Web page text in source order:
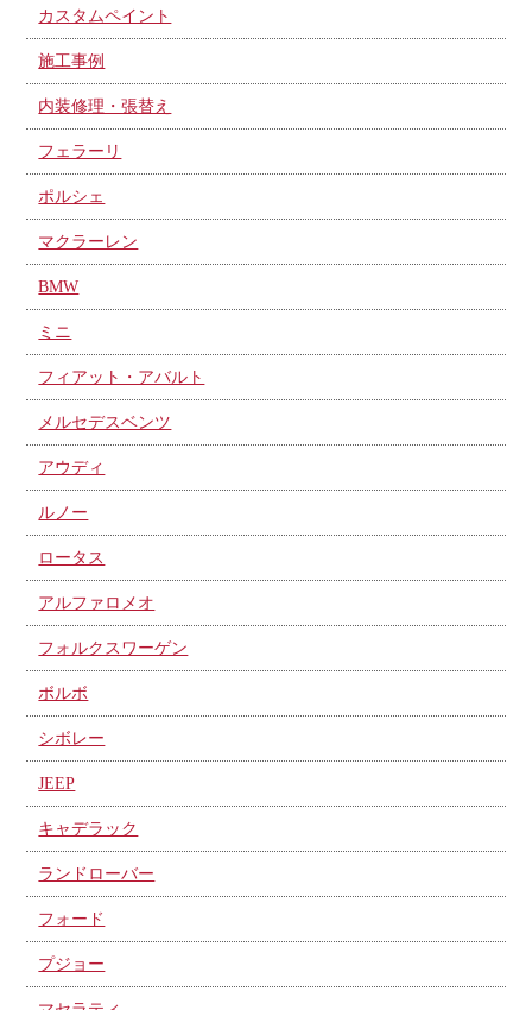
カスタムペイント
施工事例
内装修理・張替え
フェラーリ
ポルシェ
マクラーレン
BMW
ミニ
フィアット・アバルト
メルセデスベンツ
アウディ
ルノー
ロータス
アルファロメオ
フォルクスワーゲン
ボルボ
シボレー
JEEP
キャデラック
ランドローバー
フォード
プジョー